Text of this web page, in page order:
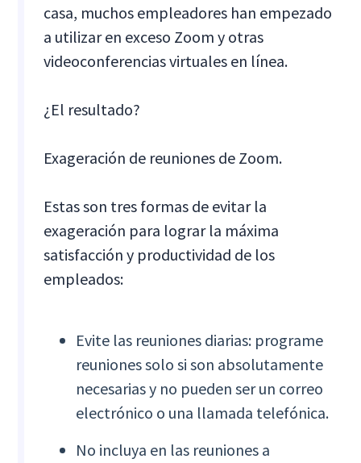
casa, muchos empleadores han empezado
a utilizar en exceso Zoom y otras
videoconferencias virtuales en línea.
¿El resultado?
Exageración de reuniones de Zoom.
Estas son tres formas de evitar la
exageración para lograr la máxima
satisfacción y productividad de los
empleados:
Evite las reuniones diarias: programe
reuniones solo si son absolutamente
necesarias y no pueden ser un correo
electrónico o una llamada telefónica.
No incluya en las reuniones a